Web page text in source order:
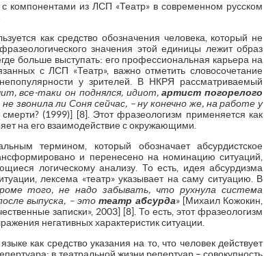
компонентами из ЛСП «Театр» в современном русском
как средство обозначения человека, который не
значения этой единицы лежит образ
больше выступать: его профессиональная карьера на
с ЛСП «Театр», важно отметить словосочетание
у зрителей. В НКРЯ рассматриваемый
все-таки он поднялся, идиот,артист погорелого
звонила ли Соня сейчас, – ну конечно же, на работе у
(1999)] [8]. Этот фразеологизм применяется как
на его взаимодействие с окружающими.
термином, который обозначает абсурдистское
и перенесено на номинацию ситуаций,
логическому анализу. То есть, идея абсурдизма
лексема «театр» указывает на саму ситуацию. В
того, не надо забывать, что рухнула система
выпуска, – этотеатр абсурда» [Михаил Кожокин,
записки», 2003] [8]. То есть, этот фразеологизм
негативных характеристик ситуации.
как средство указания на то, что человек действует